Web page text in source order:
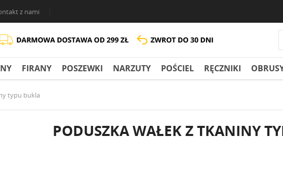
z nami
FIRANY POSZEWKI NARZUTY POŚCIEL RĘCZNIKI
typu bukla
PODUSZKA WAŁEK Z TKANINY